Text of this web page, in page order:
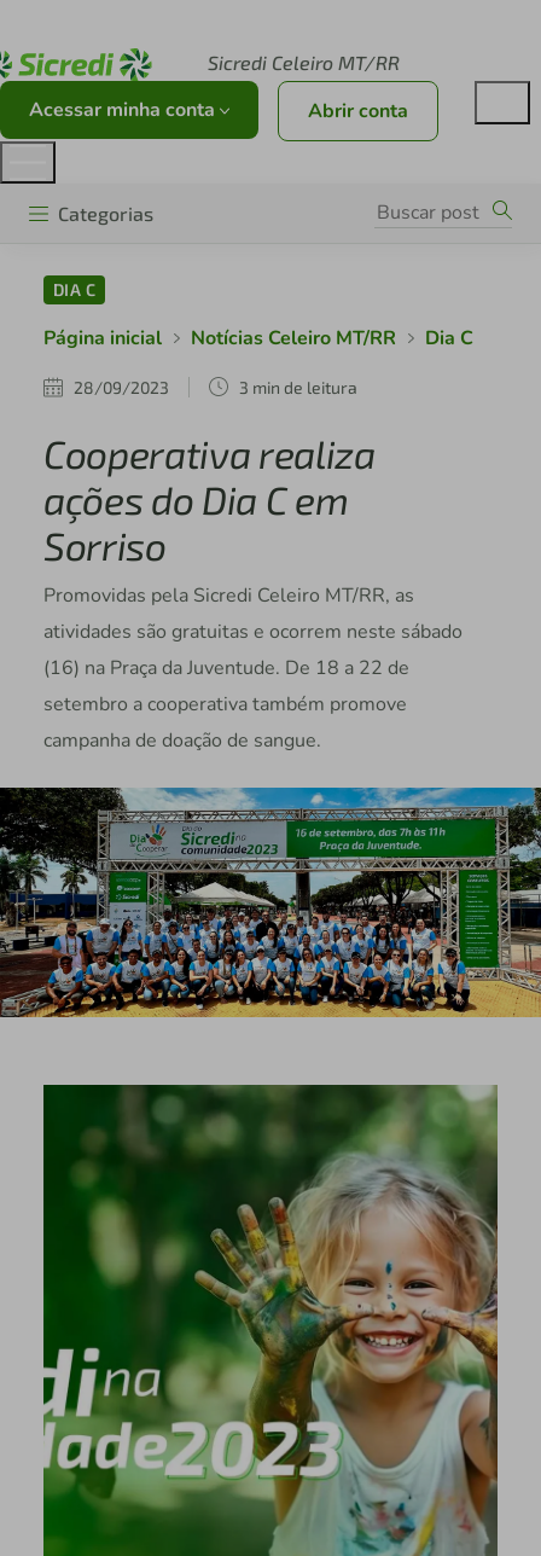
Sicredi Celeiro MT/RR
Acessar minha conta Abrir conta
Categorias
DIA C
Página inicial Notícias Celeiro MT/RR Dia C
28/09/2023 3 min de leitura
Cooperativa realiza
ações do Dia C em
Sorriso
Promovidas pela Sicredi Celeiro MT/RR, as
atividades são gratuitas e ocorrem neste sábado
(16) na Praça da Juventude. De 18 a 22 de
setembro a cooperativa também promove
campanha de doação de sangue.